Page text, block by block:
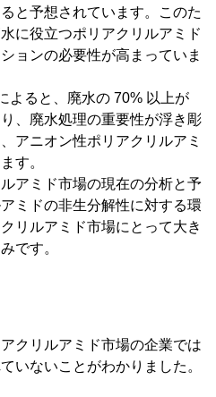
と予想されています。このた
に役立つポリアクリルアミド
ョンの必要性が高まっていま
よると、廃水の 70% 以上が
、廃水処理の重要性が浮き彫
アニオン性ポリアクリルアミ
す。
アミド市場の現在の分析と予
ミドの非生分解性に対する環
リルアミド市場にとって大き
です。
クリルアミド市場の企業では
いないことがわかりました。